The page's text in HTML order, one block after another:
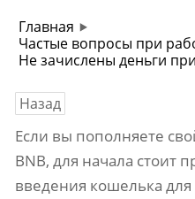
Главная
Частые вопросы при
Не зачислены деньги
Назад
Если вы пополняете
BNB, для начала стоит
введения кошелька